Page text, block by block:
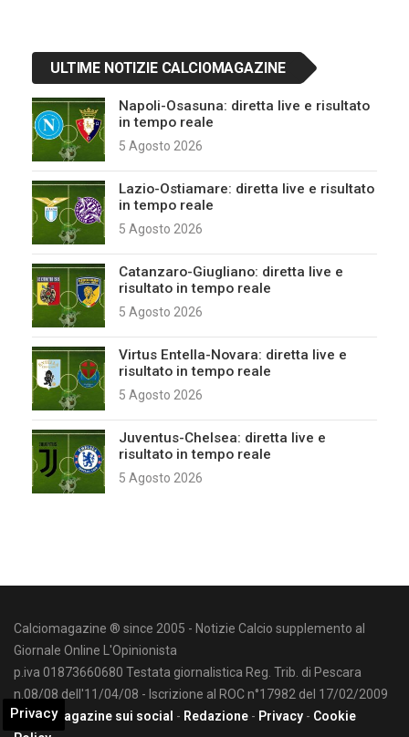
ULTIME NOTIZIE CALCIOMAGAZINE
Napoli-Osasuna: diretta live e risultato
in tempo reale
5 Agosto 2026
Lazio-Ostiamare: diretta live e risultato
in tempo reale
5 Agosto 2026
Catanzaro-Giugliano: diretta live e
risultato in tempo reale
5 Agosto 2026
Virtus Entella-Novara: diretta live e
risultato in tempo reale
5 Agosto 2026
Juventus-Chelsea: diretta live e
risultato in tempo reale
5 Agosto 2026
Calciomagazine ® since 2005 - Notizie Calcio supplemento al
Giornale Online L'Opinionista
p.iva 01873660680 Testata giornalistica Reg. Trib. di Pescara
n.08/08 dell'11/04/08 - Iscrizione al ROC n°17982 del 17/02/2009
Calciomagazine sui social - Redazione - Privacy - Cookie
Privacy